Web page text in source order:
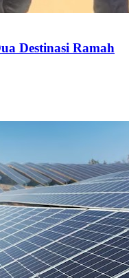
Destinasi Ramah